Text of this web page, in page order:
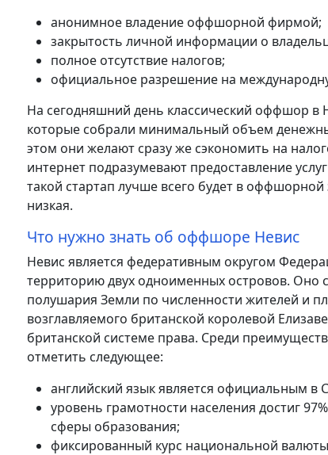
анонимное владение оффшорной фирмой;
закрытость личной информации о
полное отсутствие налогов;
официальное разрешение на
На сегодняшний день классический оффшор в
которые собрали минимальный объем
этом они желают сразу же сэкономить на
интернет подразумевают предоставление
такой стартап лучше всего будет в
низкая.
Что нужно знать об оффшоре Невис
Невис является федеративным округом
территорию двух одноименных островов. Оно
полушария Земли по численности жителей и
возглавляемого британской королевой
британской системе права. Среди
отметить следующее:
английский язык является официальным в
уровень грамотности населения достиг
сферы образования;
фиксированный курс национальной